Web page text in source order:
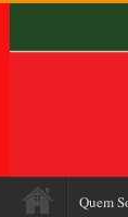
Quem